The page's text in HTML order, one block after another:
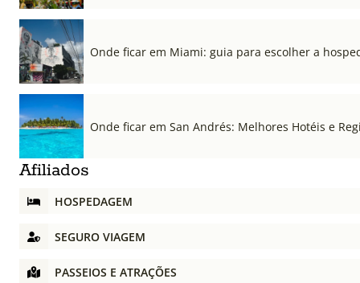
Onde ficar em Miami: guia para escolher a
Onde ficar em San Andrés: Melhores Hotéis e
Afiliados
HOSPEDAGEM
SEGURO VIAGEM
PASSEIOS E ATRAÇÕES